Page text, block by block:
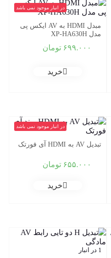
در انبار موجود نمی باشد
مبدل HDMI به AV ایکس پی
مدل XP-HA630H
۶۹۹.۰۰۰ تومان
خرید
در انبار موجود نمی باشد
تبدیل AV به HDMI آی فورتک
۶۵۵.۰۰۰ تومان
خرید
1 در انبار